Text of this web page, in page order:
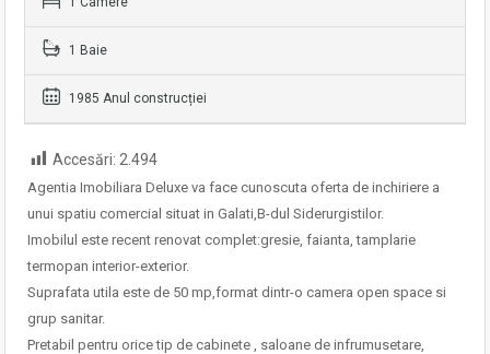
1 Baie
1985 Anul construcției
Accesări: 2.494
Agentia Imobiliara Deluxe va face cunoscuta oferta de inchiriere a
unui spatiu comercial situat in Galati,B-dul Siderurgistilor.
Imobilul este recent renovat complet:gresie, faianta, tamplarie
termopan interior-exterior.
Suprafata utila este de 50 mp,format dintr-o camera open space si
grup sanitar.
Pretabil pentru orice tip de cabinete , saloane de infrumusetare,